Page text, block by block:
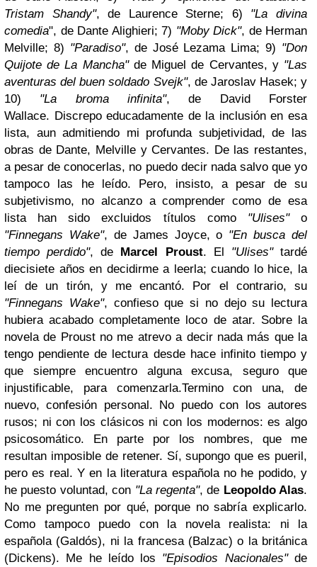
Tristam Shandy", de Laurence Sterne; 6) "La divina
comedia", de Dante Alighieri; 7) "Moby Dick", de Herman
Melville; 8) "Paradiso", de José Lezama Lima; 9) "Don
Quijote de La Mancha"de Miguel de Cervantes, y "Las
aventuras del buen soldado Svejk", de Jaroslav Hasek; y
10) "La broma infinita", de David Forster
Wallace. Discrepo educadamente de la inclusión en esa
lista, aun admitiendo mi profunda subjetividad, de las
obras de Dante, Melville y Cervantes. De las restantes,
a pesar de conocerlas, no puedo decir nada salvo que yo
tampoco las he leído. Pero, insisto, a pesar de su
subjetivismo, no alcanzo a comprender como de esa
lista han sido excluidos títulos como "Ulises"o
"Finnegans Wake", de James Joyce, o "En busca del
tiempo perdido", de Marcel Proust. El "Ulises"tardé
diecisiete años en decidirme a leerla; cuando lo hice, la
leí de un tirón, y me encantó. Por el contrario, su
"Finnegans Wake", confieso que si no dejo su lectura
hubiera acabado completamente loco de atar. Sobre la
novela de Proust no me atrevo a decir nada más que la
tengo pendiente de lectura desde hace infinito tiempo y
que siempre encuentro alguna excusa, seguro que
injustificable, para comenzarla.Termino con una, de
nuevo, confesión personal. No puedo con los autores
rusos; ni con los clásicos ni con los modernos: es algo
psicosomático. En parte por los nombres, que me
resultan imposible de retener. Sí, supongo que es pueril,
pero es real. Y en la literatura española no he podido, y
he puesto voluntad, con "La regenta", de Leopoldo Alas.
No me pregunten por qué, porque no sabría explicarlo.
Como tampoco puedo con la novela realista: ni la
española (Galdós), ni la francesa (Balzac) o la británica
(Dickens). Me he leído los "Episodios Nacionales"de